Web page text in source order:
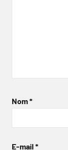
Nom*
E-mail *